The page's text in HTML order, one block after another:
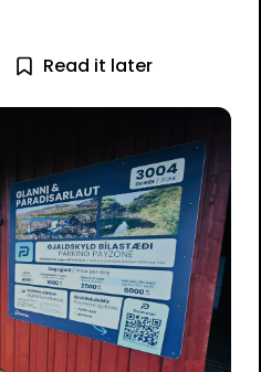
Read it later